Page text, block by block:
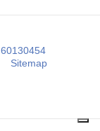
60130454
Sitemap